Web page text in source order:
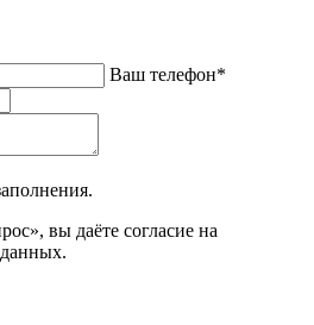
Ваш телефон*
вы даёте согласие на